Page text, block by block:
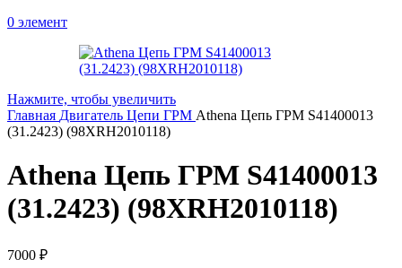
0 элемент
Нажмите, чтобы увеличить
Главная Двигатель Цепи ГРМ Athena Цепь ГРМ S41400013
(31.2423) (98XRH2010118)
Athena Цепь ГРМ S41400013
(31.2423) (98XRH2010118)
7000 ₽